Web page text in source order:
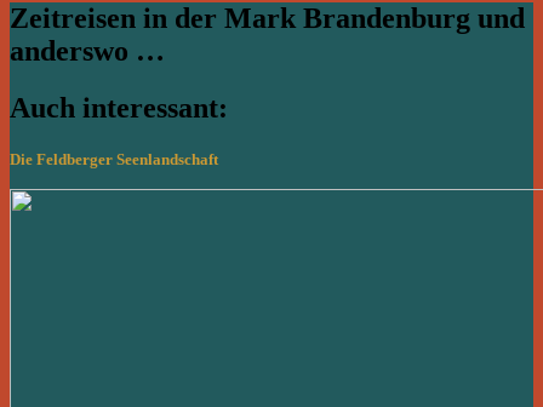
Zeitreisen in der Mark Brandenburg und
anderswo …
Auch interessant:
Die Feldberger Seenlandschaft